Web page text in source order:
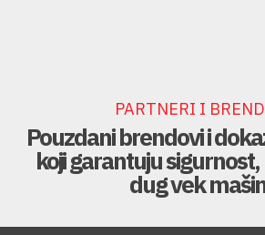
PARTNERI I
Pouzdani brendovi i
koji garantuju
dug vek